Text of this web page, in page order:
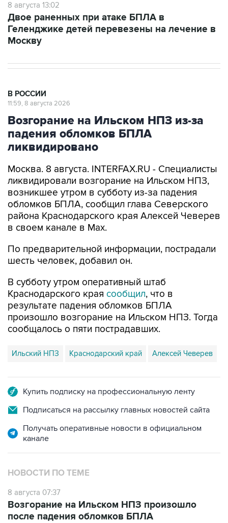
8 августа 13:02
Двое раненных при атаке БПЛА в
Геленджике детей перевезены на лечение в
Москву
В РОССИИ
11:59, 8 августа 2026
Возгорание на Ильском НПЗ из-за
падения обломков БПЛА
ликвидировано
Москва. 8 августа. INTERFAX.RU - Специалисты
ликвидировали возгорание на Ильском НПЗ,
возникшее утром в субботу из-за падения
обломков БПЛА, сообщил глава Северского
района Краснодарского края Алексей Чеверев
в своем канале в Max.
По предварительной информации, пострадали
шесть человек, добавил он.
В субботу утром оперативный штаб
Краснодарского края сообщил, что в
результате падения обломков БПЛА
произошло возгорание на Ильском НПЗ. Тогда
сообщалось о пяти пострадавших.
Ильский НПЗ Краснодарский край Алексей Чеверев
Купить подписку на профессиональную ленту
Подписаться на рассылку главных новостей сайта
Получать оперативные новости в официальном
канале
НОВОСТИ ПО ТЕМЕ
8 августа 07:37
Возгорание на Ильском НПЗ произошло
после падения обломков БПЛА